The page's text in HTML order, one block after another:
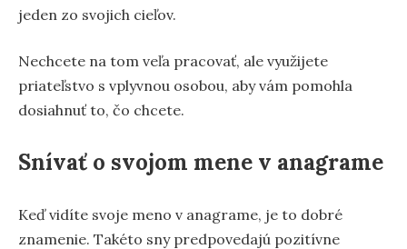
jeden zo svojich cieľov.
Nechcete na tom veľa pracovať, ale využijete
priateľstvo s vplyvnou osobou, aby vám pomohla
dosiahnuť to, čo chcete.
Snívať o svojom mene v anagrame
Keď vidíte svoje meno v anagrame, je to dobré
znamenie. Takéto sny predpovedajú pozitívne